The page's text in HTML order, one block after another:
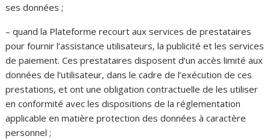
ses données ;
– quand la Plateforme recourt aux services de prestataires
pour fournir l’assistance utilisateurs, la publicité et les services
de paiement. Ces prestataires disposent d’un accès limité aux
données de l’utilisateur, dans le cadre de l’exécution de ces
prestations, et ont une obligation contractuelle de les utiliser
en conformité avec les dispositions de la réglementation
applicable en matière protection des données à caractère
personnel ;